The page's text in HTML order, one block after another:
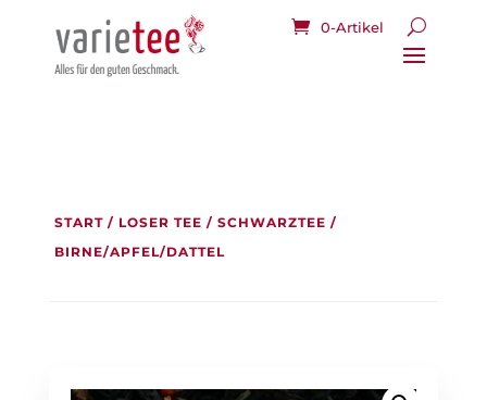
0-Artikel
START/ LOSER TEE / SCHWARZTEE /
BIRNE/APFEL/DATTEL